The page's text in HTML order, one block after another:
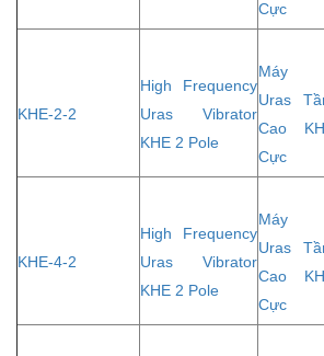
Cực
KHE-2-2
High Frequency
Uras Vibrator
KHE 2 Pole
Máy
Uras
Cao
Cực
KHE-4-2
High Frequency
Uras Vibrator
KHE 2 Pole
Máy
Uras
Cao
Cực